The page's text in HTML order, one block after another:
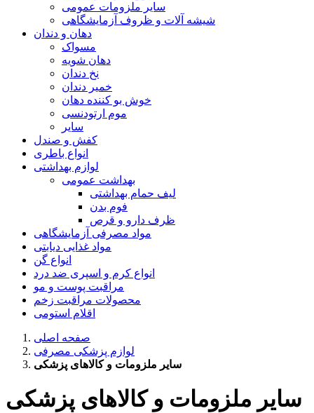
سایر ملزومات عمومی
شیشه آلات و ظروف آزمایشگاهی
دهان و دندان
مسواک
دهان شویه
نخ دندان
خمیر دندان
خوش بو کننده دهان
موم ارتودنسی
سایر
کفش و صندل
انواع باطری
لوازم بهداشتی
بهداشت عمومی
لیف حمام بهداشتی
فوم بدن
ظرف دارو و قرص
مواد مصرفی آزمایشگاهی
مواد غذایی دیابتی
انواع گن
انواع کرم و اسپری ضد درد
مراقبت پوست و مو
محصولات مراقبت زخم
اقلام استومی
صفحه اصلی
لوازم پزشکی مصرفی
سایر ملزومات و کالاهای پزشکی
سایر ملزومات و کالاهای پزشکی